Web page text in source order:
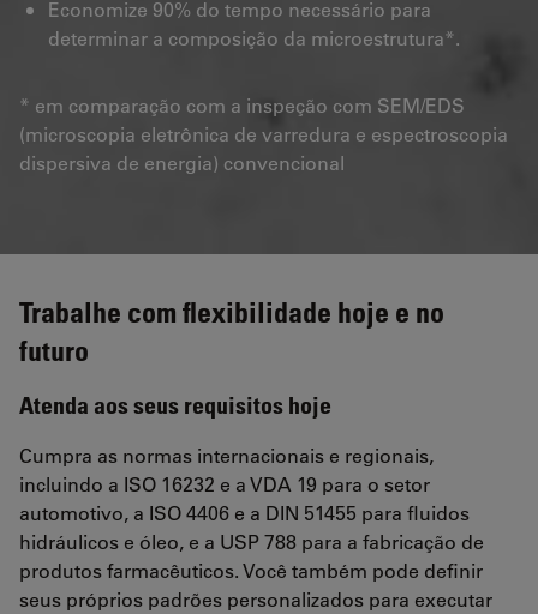
Economize 90% do tempo necessário para
determinar a composição da microestrutura*.
* em comparação com a inspeção com SEM/EDS
(microscopia eletrônica de varredura e espectroscopia
dispersiva de energia) convencional
Trabalhe com flexibilidade hoje e no
futuro
Atenda aos seus requisitos hoje
Cumpra as normas internacionais e regionais,
incluindo a ISO 16232 e a VDA 19 para o setor
automotivo, a ISO 4406 e a DIN 51455 para fluidos
hidráulicos e óleo, e a USP 788 para a fabricação de
produtos farmacêuticos. Você também pode definir
seus próprios padrões personalizados para executar